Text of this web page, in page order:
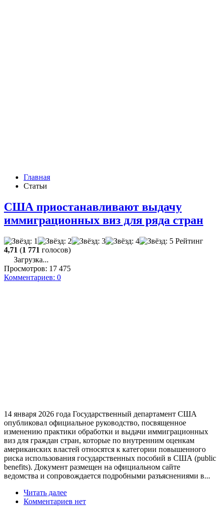
Главная
Статьи
США приостанавливают выдачу
иммиграционных виз для ряда стран
Рейтинг
4,71 (1 771 голосов)
Загрузка...
Просмотров: 17 475
Комментариев: 0
14 января 2026 года Государственный департамент США
опубликовал официальное руководство, посвященное
изменению практики обработки и выдачи иммиграционных
виз для граждан стран, которые по внутренним оценкам
американских властей относятся к категории повышенного
риска использования государственных пособий в США (public
benefits). Документ размещен на официальном сайте
ведомства и сопровождается подробными разъяснениями в...
Читать далее
Комментариев нет